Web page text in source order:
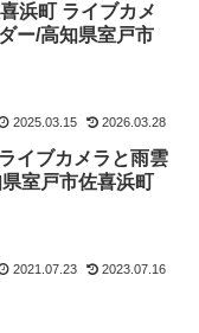
浜町 ライブカメ
ー/高知県室戸市
2025.03.15 2026.03.28
イブカメラと雨雲
室戸市佐喜浜町
2021.07.23 2023.07.16